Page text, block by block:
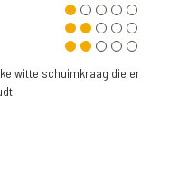
witte schuimkraag die er